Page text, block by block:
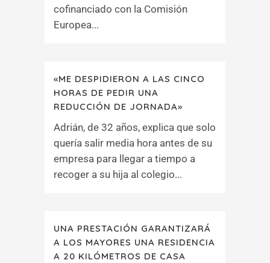
cofinanciado con la Comisión
Europea...
«ME DESPIDIERON A LAS CINCO
HORAS DE PEDIR UNA
REDUCCIÓN DE JORNADA»
Adrián, de 32 años, explica que solo
quería salir media hora antes de su
empresa para llegar a tiempo a
recoger a su hija al colegio...
UNA PRESTACIÓN GARANTIZARÁ
A LOS MAYORES UNA RESIDENCIA
A 20 KILÓMETROS DE CASA